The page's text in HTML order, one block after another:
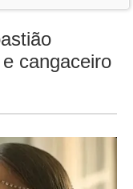
cangaceiro